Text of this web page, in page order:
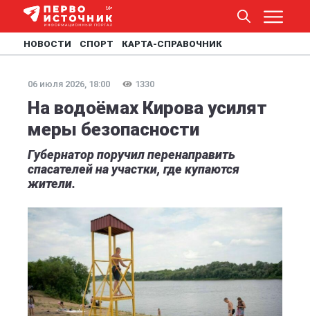
НОВОСТИ СПОРТ КАРТА-СПРАВОЧНИК
06 июля 2026, 18:00 1330
На водоёмах Кирова усилят
меры безопасности
Губернатор поручил перенаправить
спасателей на участки, где купаются
жители.